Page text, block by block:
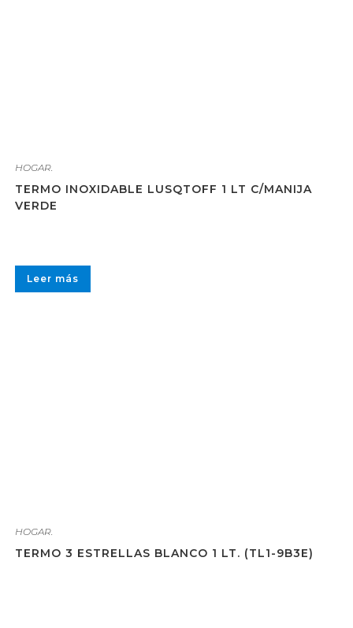
HOGAR.
TERMO INOXIDABLE LUSQTOFF 1 LT C/MANIJA
VERDE
Leer más
HOGAR.
TERMO 3 ESTRELLAS BLANCO 1 LT. (TL1-9B3E)